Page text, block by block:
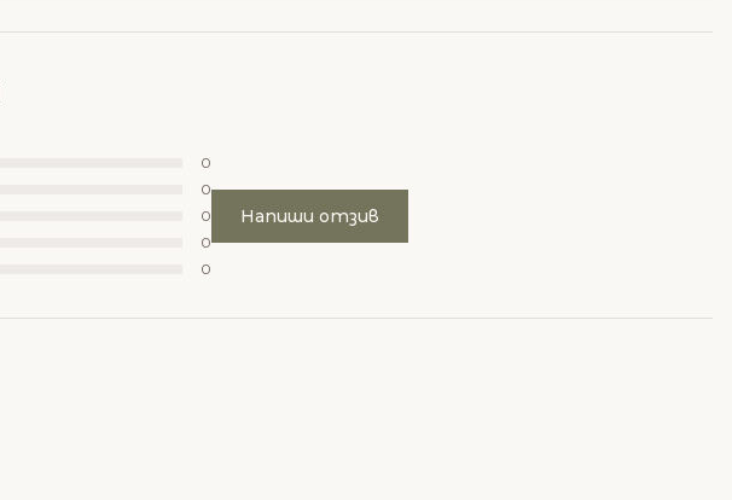
0
0
0
0
0
Напиши отзив